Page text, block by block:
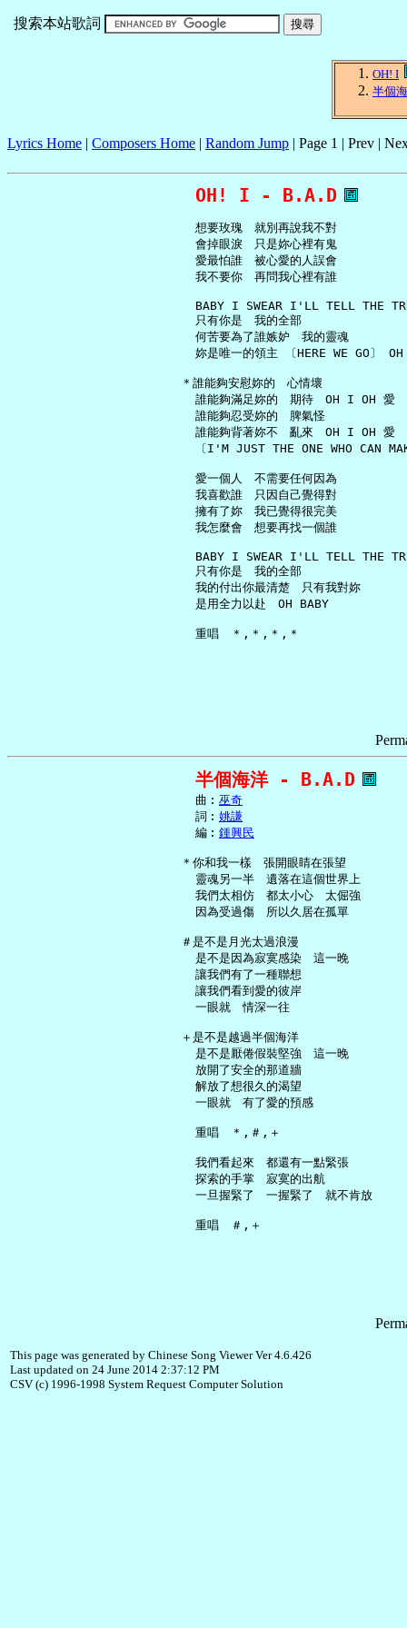
搜索本站歌詞
OH! I
半個
Lyrics Home | Composers Home | Random Jump | Page 1 | Prev |
OH! I - B.A.D
     想要玫瑰　就別再說我不對
     會掉眼淚　只是妳心裡有鬼
     愛最怕誰　被心愛的人誤會
     我不要你　再問我心裡有誰
BABY I SWEAR I'LL TELL THE
     只有你是　我的全部
     何苦要為了誰嫉妒　我的靈魂
妳是唯一的領主 〔HERE WE GO〕
   ＊誰能夠安慰妳的　心情壞
     誰能夠滿足妳的　期待　OH I OH 愛
     誰能夠忍受妳的　脾氣怪
     誰能夠背著妳不　亂來　OH I OH 愛
〔I'M JUST THE ONE WHO CAN
     愛一個人　不需要任何因為
     我喜歡誰　只因自己覺得對
     擁有了妳　我已覺得很完美
     我怎麼會　想要再找一個誰
BABY I SWEAR I'LL TELL THE
     只有你是　我的全部
     我的付出你最清楚　只有我對妳
     是用全力以赴　OH BABY
半個海洋 - B.A.D
     曲︰
巫奇
     詞︰
姚謙
     編︰
鍾興民
   ＊你和我一樣　張開眼睛在張望
     靈魂另一半　遺落在這個世界上
     我們太相仿　都太小心　太倔強
     因為受過傷　所以久居在孤單
   ＃是不是月光太過浪漫
     是不是因為寂寞感染　這一晚
     讓我們有了一種聯想
     讓我們看到愛的彼岸
     一眼就　情深一往
   ＋是不是越過半個海洋
     是不是厭倦假裝堅強　這一晚
     放開了安全的那道牆
     解放了想很久的渴望
     一眼就　有了愛的預感
     重唱　＊,＃,＋
     我們看起來　都還有一點緊張
     探索的手掌　寂寞的出航
     一旦握緊了　一握緊了　就不肯放
This page was generated by Chinese Song Viewer Ver 4.6.426
Last updated on 24 June 2014 2:37:12 PM
CSV (c) 1996-1998 System Request Computer Solution